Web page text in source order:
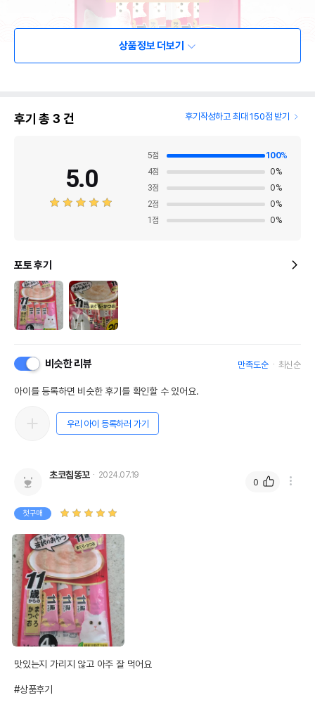
상품정보 더보기
후기 총 3 건 후기작성하고 최대 150점 받기
5.0
5점 100%
4점 0%
3점 0%
2점 0%
1 점 0%
포토 후기
비슷한 리뷰 만족도순 최신순
아이를 등록하면 비슷한 후기를 확인할 수 있어요.
우리 아이 등록하러 가기
초코칩똥꼬 2024.07.19
첫구매
맛있는지 가리지 않고 아주 잘 먹어요
#상품후기
0